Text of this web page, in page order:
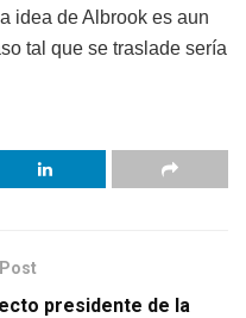
idea de Albrook es aun
tal que se traslade sería
presidente de la